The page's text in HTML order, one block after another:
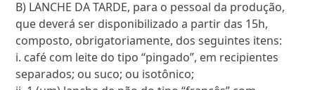
B) LANCHE DA TARDE, para o pessoal da produção,
que deverá ser disponibilizado a partir das 15h,
composto, obrigatoriamente, dos seguintes itens:
i. café com leite do tipo “pingado”, em recipientes
separados; ou suco; ou isotônico;